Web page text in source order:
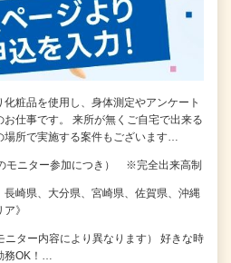
粧品を使用し、身体測定やアンケート
お仕事です。 来所が無くご自宅で出来る
場所で実施する案件もございます…
モニター参加につき） ※完全出来高制
長崎県、大分県、宮崎県、佐賀県、沖縄
》
ター内容により異なります） 好きな時
務OK！…